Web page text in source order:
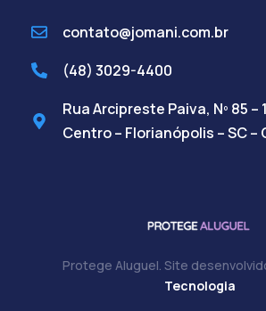
contato@jomani.com.br
(48) 3029-4400
Rua Arcipreste Paiva, Nº 85 –
Centro – Florianópolis – SC –
Protege Aluguel. Site
Tecnologia
Cadastre-se